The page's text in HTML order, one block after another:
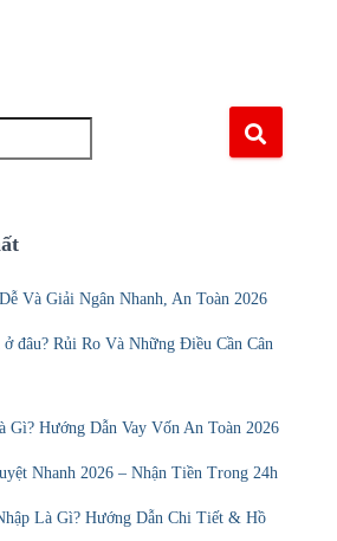
Và Giải Ngân Nhanh, An Toàn 2026
đâu? Rủi Ro Và Những Điều Cần Cân
Gì? Hướng Dẫn Vay Vốn An Toàn 2026
Nhanh 2026 – Nhận Tiền Trong 24h
Là Gì? Hướng Dẫn Chi Tiết & Hồ